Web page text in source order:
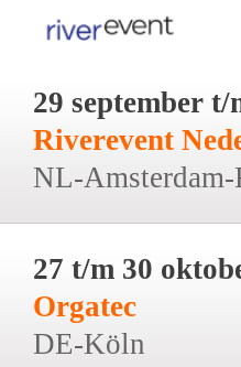
29 september
Riverevent
NL-
27 t/m 30
Orgatec
DE-Köln